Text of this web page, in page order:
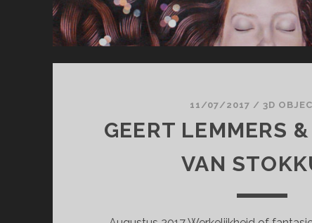
11/07/2017 / 3D
GEERT LEMMERS
VAN